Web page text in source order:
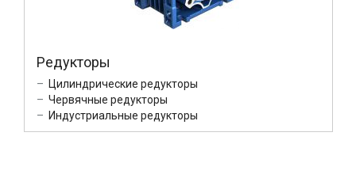
Редукторы
Цилиндрические редукторы
Червячные редукторы
Индустриальные редукторы